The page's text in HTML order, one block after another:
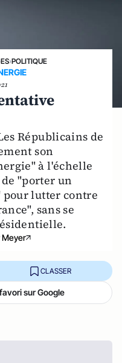
›POLITIQUE
Républicains de
son
à l'échelle
"porter un
pour lutter contre
sans se
Meyer
CLASSER
sur Google